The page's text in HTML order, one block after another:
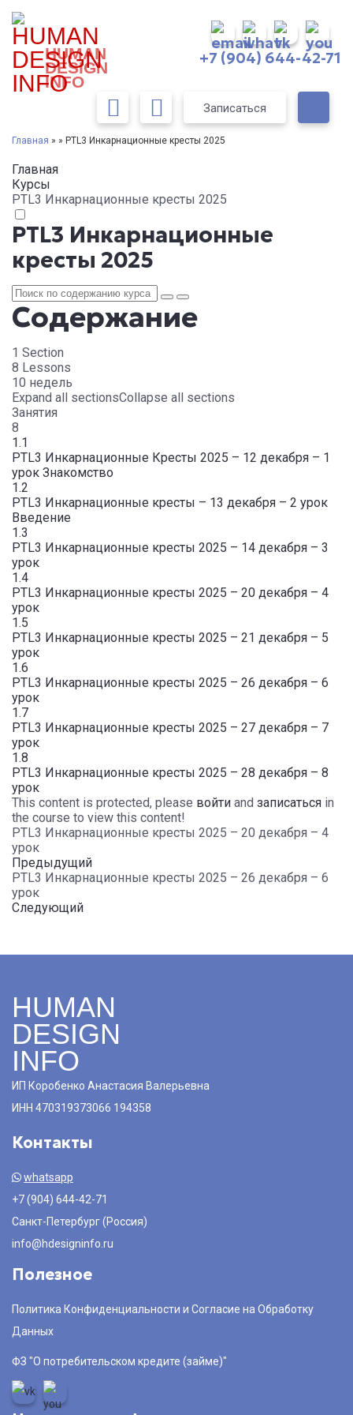
HUMAN
DESIGN
INFO
+7 (904) 644-42-71
Записаться
Главная » » PTL3 Инкарнационные кресты 2025
Главная
Курсы
PTL3 Инкарнационные кресты 2025
PTL3 Инкарнационные
кресты 2025
Содержание
1 Section
8 Lessons
10 недель
Expand all sectionsCollapse all sections
Занятия
8
1.1
PTL3 Инкарнационные Кресты 2025 – 12 декабря – 1
урок Знакомство
1.2
PTL3 Инкарнационные кресты – 13 декабря – 2 урок
Введение
1.3
PTL3 Инкарнационные кресты 2025 – 14 декабря – 3
урок
1.4
PTL3 Инкарнационные кресты 2025 – 20 декабря – 4
урок
1.5
PTL3 Инкарнационные кресты 2025 – 21 декабря – 5
урок
1.6
PTL3 Инкарнационные кресты 2025 – 26 декабря – 6
урок
1.7
PTL3 Инкарнационные кресты 2025 – 27 декабря – 7
урок
1.8
PTL3 Инкарнационные кресты 2025 – 28 декабря – 8
урок
This content is protected, please войти and записаться in
the course to view this content!
PTL3 Инкарнационные кресты 2025 – 20 декабря – 4
урок
Предыдущий
PTL3 Инкарнационные кресты 2025 – 26 декабря – 6
урок
Следующий
HUMAN
DESIGN
INFO
ИП Коробенко Анастасия Валерьевна
ИНН 470319373066 194358
Контакты
whatsapp
+7 (904) 644-42-71
Санкт-Петербург (Россия)
info@hdesigninfo.ru
Полезное
Политика Конфиденциальности и Согласие на Обработку
Данных
ФЗ "О потребительском кредите (займе)"